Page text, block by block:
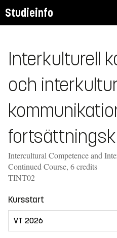
Studieinfo
Interkulturell
och
Intercultural Competence and
Continued Course, 6 credits
TINT02
Kursstart